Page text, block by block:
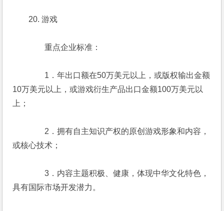
20. 游戏
重点企业标准：
1．年出口额在50万美元以上，或版权输出金额
10万美元以上，或游戏衍生产品出口金额100万美元以
上；
2．拥有自主知识产权的原创游戏形象和内容，
或核心技术；
3．内容主题积极、健康，体现中华文化特色，
具有国际市场开发潜力。